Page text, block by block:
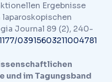
Ergebnisse
Journal 89 (2), 240-
03915603211004781
und im Tagungsband